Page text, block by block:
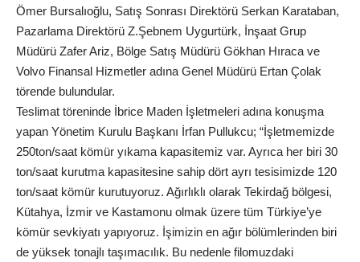
Ömer Bursalıoğlu, Satış Sonrası Direktörü Serkan Karataban,
Pazarlama Direktörü Z.Şebnem Uygurtürk, İnşaat Grup
Müdürü Zafer Ariz, Bölge Satış Müdürü Gökhan Hıraca ve
Volvo Finansal Hizmetler adına Genel Müdürü Ertan Çolak
törende bulundular.
Teslimat töreninde İbrice Maden İşletmeleri adına konuşma
yapan Yönetim Kurulu Başkanı İrfan Pullukcu; “İşletmemizde
250ton/saat kömür yıkama kapasitemiz var. Ayrıca her biri 30
ton/saat kurutma kapasitesine sahip dört ayrı tesisimizde 120
ton/saat kömür kurutuyoruz. Ağırlıklı olarak Tekirdağ bölgesi,
Kütahya, İzmir ve Kastamonu olmak üzere tüm Türkiye’ye
kömür sevkiyatı yapıyoruz. İşimizin en ağır bölümlerinden biri
de yüksek tonajlı taşımacılık. Bu nedenle filomuzdaki